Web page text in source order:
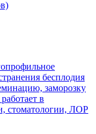
бесплодия
заморозку
в
стоматологии, ЛОР